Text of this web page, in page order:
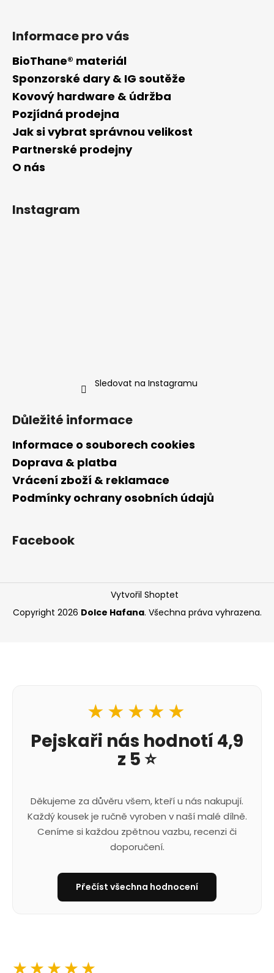
s
u
Informace pro vás
BioThane® materiál
Sponzorské dary & IG soutěže
Kovový hardware & údržba
Pozjídná prodejna
Jak si vybrat správnou velikost
Partnerské prodejny
O nás
Instagram
Sledovat na Instagramu
Důležité informace
Informace o souborech cookies
Doprava & platba
Vrácení zboží & reklamace
Podmínky ochrany osobních údajů
Facebook
Vytvořil Shoptet
Copyright 2026 Dolce Hafana. Všechna práva vyhrazena.
★★★★★
Pejskaři nás hodnotí 4,9
z 5 ⭐
Děkujeme za důvěru všem, kteří u nás nakupují.
Každý kousek je ručně vyroben v naší malé dílně.
Ceníme si každou zpětnou vazbu, recenzi či
doporučení.
Přečíst všechna hodnocení
★★★★★